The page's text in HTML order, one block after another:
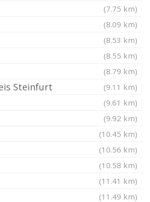
(7.75 km)
(8.09 km)
(8.53 km)
(8.55 km)
(8.79 km)
Steinfurt (9.11 km)
(9.61 km)
(9.92 km)
(10.45 km)
(10.56 km)
(10.58 km)
(11.41 km)
(11.49 km)